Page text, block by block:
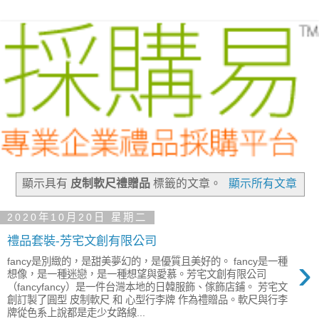
顯示具有 皮制軟尺禮贈品標籤的文章。 顯示所有文章
2020年10月20日 星期二
禮品套裝-芳宅文創有限公司
›
fancy是別緻的，是甜美夢幻的，是優質且美好的。 fancy是一種
想像，是一種迷戀，是一種想望與愛慕。芳宅文創有限公司
（fancyfancy）是一件台灣本地的日韓服飾、傢飾店鋪。 芳宅文
創訂製了圓型 皮制軟尺 和 心型行李牌 作為禮贈品。軟尺與行李
牌從色系上說都是走少女路線...